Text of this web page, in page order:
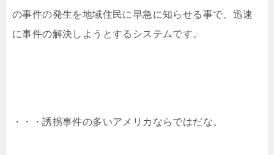
の事件の発生を地域住民に早急に知らせる事で、迅速
に事件の解決しようとするシステムです。
・・・誘拐事件の多いアメリカならではだな。